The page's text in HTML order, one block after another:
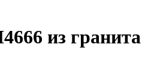
из гранита